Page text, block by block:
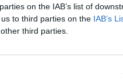
on the IAB’s list of
to third parties on the IAB’s
third parties.
il derby
e social
della
di Salerno